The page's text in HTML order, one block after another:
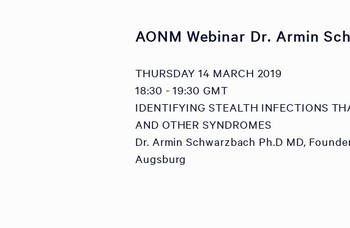
AONM Webinar Dr. Armin
THURSDAY 14 MARCH 2019
18:30 - 19:30 GMT
IDENTIFYING STEALTH INFECTIONS
AND OTHER SYNDROMES
Dr. Armin Schwarzbach Ph.D MD,
Augsburg